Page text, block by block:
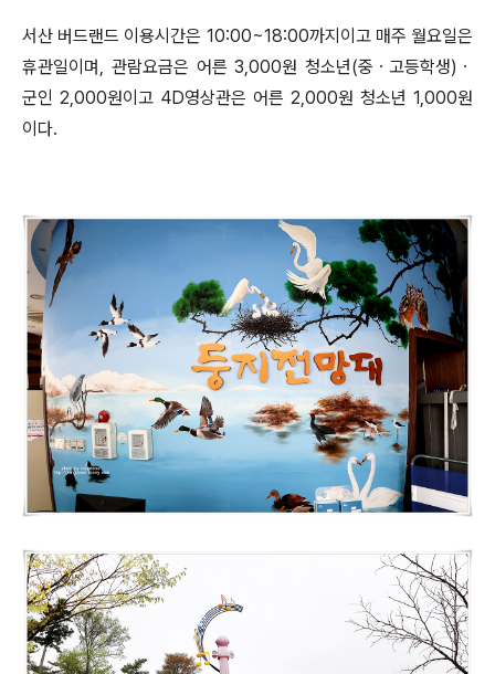
서산 버드랜드 이용시간은 10:00~18:00까지이고 매주 월요일은
휴관일이며, 관람요금은 어른3,000원 청소년(중 ㆍ 고등학생) ㆍ
군인 2,000원이고 4D영상관은 어른 2,000원 청소년 1,000원
이다.